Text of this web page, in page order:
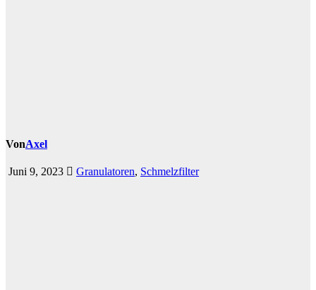
VonAxel
Juni 9, 2023 Granulatoren, Schmelzfilter